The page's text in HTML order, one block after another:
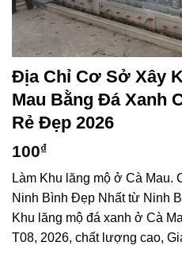
Địa Chỉ Cơ Sở Xây
Mau Bằng Đá Xanh
Rẻ Đẹp 2026
100₫
Làm Khu lăng mộ ở Cà Mau.
Ninh Bình Đẹp Nhất từ Ninh
Khu lăng mộ đá xanh ở Cà
T08, 2026, chất lượng cao,